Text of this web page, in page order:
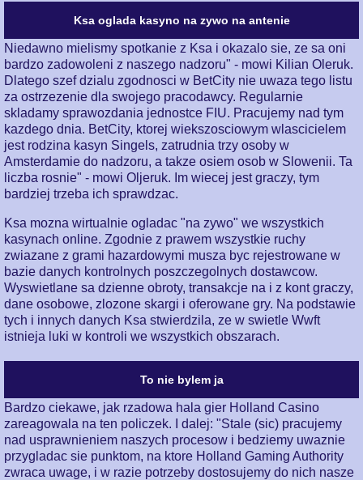
Ksa oglada kasyno na zywo na antenie
Niedawno mielismy spotkanie z Ksa i okazalo sie, ze sa oni
bardzo zadowoleni z naszego nadzoru" - mowi Kilian Oleruk.
Dlatego szef dzialu zgodnosci w BetCity nie uwaza tego listu
za ostrzezenie dla swojego pracodawcy. Regularnie
skladamy sprawozdania jednostce FIU. Pracujemy nad tym
kazdego dnia. BetCity, ktorej wiekszosciowym wlascicielem
jest rodzina kasyn Singels, zatrudnia trzy osoby w
Amsterdamie do nadzoru, a takze osiem osob w Slowenii. Ta
liczba rosnie" - mowi Oljeruk. Im wiecej jest graczy, tym
bardziej trzeba ich sprawdzac.
Ksa mozna wirtualnie ogladac "na zywo" we wszystkich
kasynach online. Zgodnie z prawem wszystkie ruchy
zwiazane z grami hazardowymi musza byc rejestrowane w
bazie danych kontrolnych poszczegolnych dostawcow.
Wyswietlane sa dzienne obroty, transakcje na i z kont graczy,
dane osobowe, zlozone skargi i oferowane gry. Na podstawie
tych i innych danych Ksa stwierdzila, ze w swietle Wwft
istnieja luki w kontroli we wszystkich obszarach.
To nie bylem ja
Bardzo ciekawe, jak rzadowa hala gier Holland Casino
zareagowala na ten policzek. I dalej: "Stale (sic) pracujemy
nad usprawnieniem naszych procesow i bedziemy uwaznie
przygladac sie punktom, na ktore Holland Gaming Authority
zwraca uwage, i w razie potrzeby dostosujemy do nich nasze